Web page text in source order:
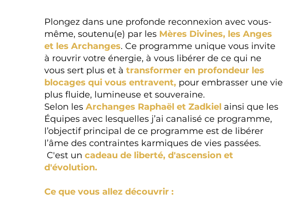
Plongez dans une profonde reconnexion avec vous-
même, soutenu(e) par les Mères Divines, les Anges
et les Archanges. Ce programme unique vous invite
à rouvrir votre énergie, à vous libérer de ce qui ne
vous sert plus et à transformer en profondeur les
blocages qui vous entravent, pour embrasser une vie
plus fluide, lumineuse et souveraine.
Selon les Archanges Raphaël et Zadkiel ainsi que les
Équipes avec lesquelles j’ai canalisé ce programme,
l’objectif principal de ce programme est de libérer
l’âme des contraintes karmiques de vies passées.
C'est un cadeau de liberté, d'ascension et
d'évolution.
Ce que vous allez découvrir :